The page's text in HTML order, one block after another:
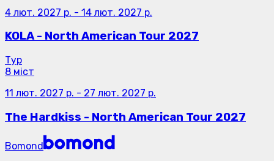
4 лют. 2027 р. - 14 лют. 2027 р.
KOLA - North American Tour 2027
Тур
8 міст
11 лют. 2027 р. - 27 лют. 2027 р.
The Hardkiss - North American Tour 2027
Bomond